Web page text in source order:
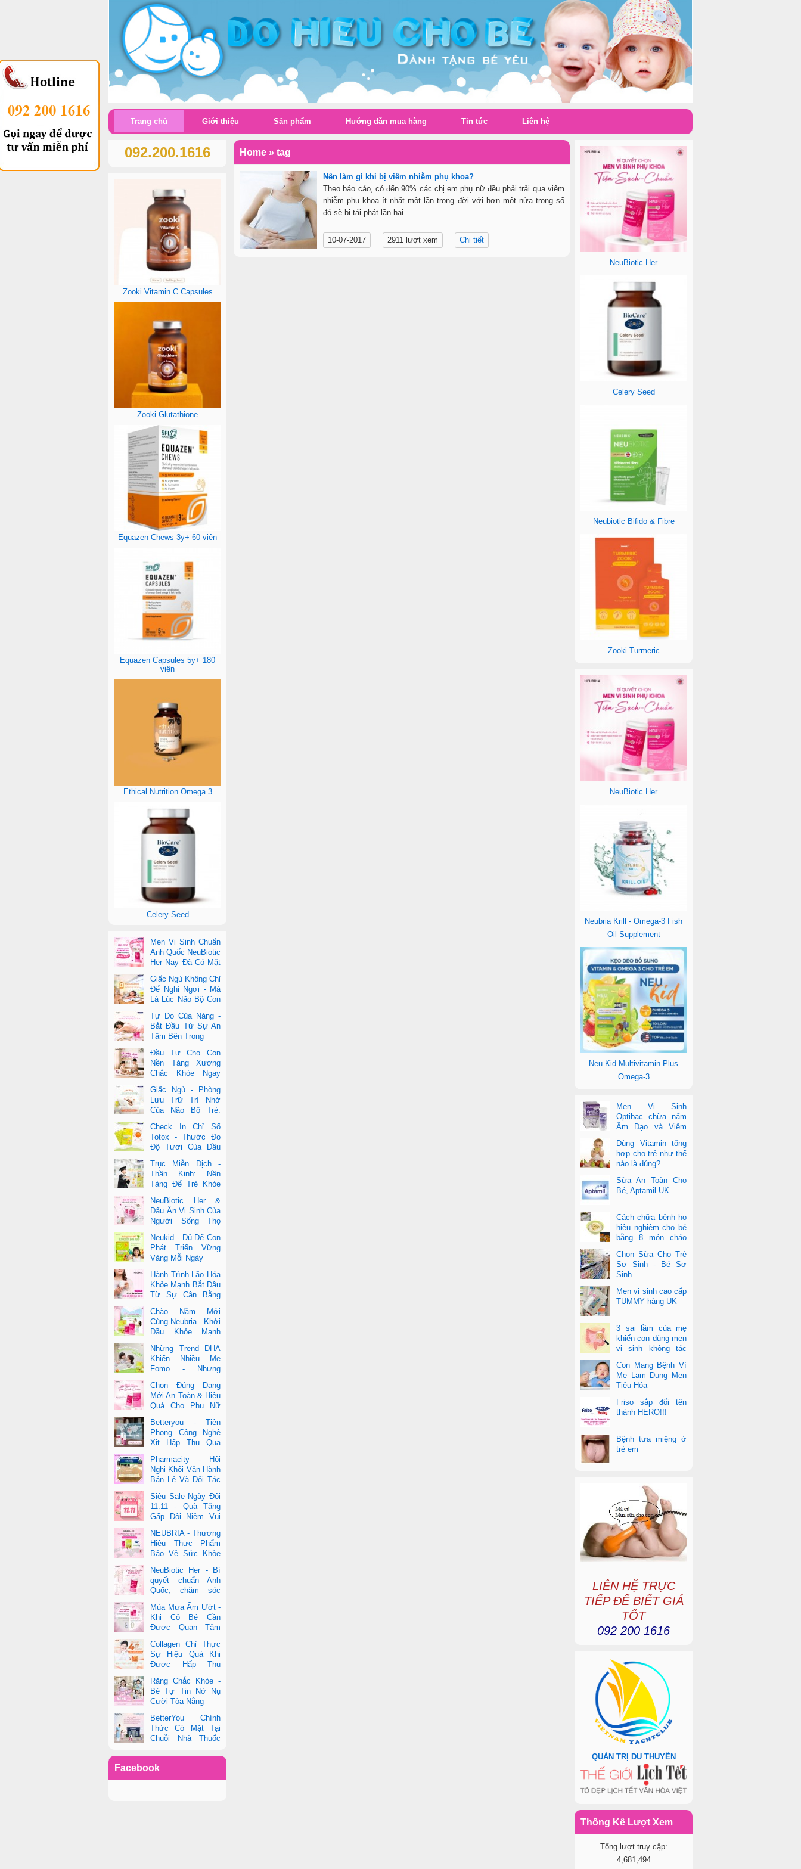
Nên làm gì khi bị viêm nhiễm phụ khoa?
Theo báo cáo, có đến 90% các chị em phụ nữ đều phải trải qua viêm
nhiễm phụ khoa ít nhất một lần trong đời với hơn một nửa trong số
đó sẽ bị tái phát lần hai.
10-07-2017 2911 lượt xem Chi tiết
Home » tag
NeuBiotic Her
Celery Seed
Neubiotic Bifido & Fibre
Zooki Turmeric
NeuBiotic Her
Neubria Krill - Omega-3 Fish
Oil Supplement
Neu Kid Multivitamin Plus
Omega-3
Men Vi Sinh
Optibac chữa nấm
Âm Đạo và Viêm
Dùng Vitamin tổng
hợp cho trẻ như thế
nào là đúng?
Sữa An Toàn Cho
Bé, Aptamil UK
Cách chữa bệnh ho
hiệu nghiệm cho bé
bằng 8 món cháo
Chọn Sữa Cho Trẻ
Sơ Sinh - Bé Sơ
Sinh
Men vi sinh cao cấp
TUMMY hàng UK
3 sai lầm của mẹ
khiến con dùng men
vi sinh không tác
Con Mang Bệnh Vì
Mẹ Lạm Dụng Men
Tiêu Hóa
Friso sắp đổi tên
thành HERO!!!
Bệnh tưa miệng ở
trẻ em
LIÊN HỆ TRỰC
TIẾP ĐỂ BIẾT GIÁ
TỐT
092 200 1616
QUẢN TRỊ DU THUYỀN
Thống Kê Lượt Xem
Tổng lượt truy cập:
4,681,494
092.200.1616
Zooki Vitamin C Capsules
Zooki Glutathione
Equazen Chews 3y+ 60 viên
Equazen Capsules 5y+ 180
viên
Ethical Nutrition Omega 3
Celery Seed
Men Vi Sinh Chuẩn
Anh Quốc NeuBiotic
Her Nay Đã Có Mặt
Quốc
Giấc Ngủ Không Chỉ
Để Nghỉ Ngơi - Mà
Là Lúc Não Bộ Con
Tự Do Của Nàng -
Bắt Đầu Từ Sự An
Tâm Bên Trong
Đầu Tư Cho Con
Nền Tảng Xương
Chắc Khỏe Ngay
Giấc Ngủ - Phòng
Lưu Trữ Trí Nhớ
Của Não Bộ Trẻ:
Của DHA Và Vi ChấtCheck In Chỉ Số
Totox - Thước Đo
Độ Tươi Của Dầu
Cá Cao Cấp
Trục Miễn Dịch -
Thần Kinh: Nền
Tảng Để Trẻ Khỏe
Vượt Trội
NeuBiotic Her &
Dấu Ấn Vi Sinh Của
Người Sống Thọ
Một Cuộc Sống Khỏe Dài Lâu
Neukid - Đủ Để Con
Phát Triển Vững
Vàng Mỗi Ngày
Hành Trình Lão Hóa
Khỏe Mạnh Bắt Đầu
Từ Sự Cân Bằng
Chào Năm Mới
Cùng Neubria - Khởi
Đầu Khỏe Mạnh
Những Trend DHA
Khiến Nhiều Mẹ
Fomo - Nhưng
Cũng ĐúngChọn Đúng Dạng
Mới An Toàn & Hiệu
Quả Cho Phụ Nữ
Betteryou - Tiên
Phong Công Nghệ
Xịt Hấp Thu Qua
(Intra-Oral Spray)Pharmacity - Hội
Nghị Khối Vận Hành
Bán Lẻ Và Đối Tác
Siêu Sale Ngày Đôi
11.11 - Quà Tặng
Gấp Đôi Niềm Vui
Betteryou
NEUBRIA - Thương
Hiệu Thực Phẩm
Bảo Vệ Sức Khỏe
Anh Quốc
NeuBiotic Her - Bí
quyết chuẩn Anh
Quốc, chăm sóc
toàn diện sức khỏe
phụ nữ hiện đạiMùa Mưa Ẩm Ướt -
Khi Cô Bé Cần
Được Quan Tâm
Collagen Chỉ Thực
Sự Hiệu Quả Khi
Được Hấp Thu
Đúng Cách - Và
Zooki Chính Là Chìa Khóa
Răng Chắc Khỏe -
Bé Tự Tin Nở Nụ
Cười Tỏa Nắng
BetterYou Chính
Thức Có Mặt Tại
Chuỗi Nhà Thuốc
Facebook
Trang chủ Giới thiệu Sản phẩm Hướng dẫn mua hàng Tin tức Liên hệ